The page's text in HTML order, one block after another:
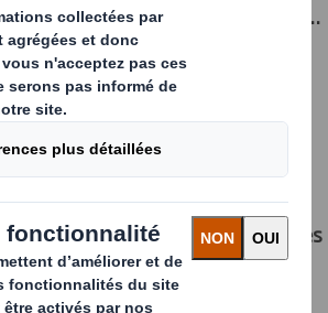
les emballages, les retours…
un coût important pour
gestes, vous pouvez développer
pour votre projet e-
entraîne plusieurs
image de marque, satisfaction des
coûts…